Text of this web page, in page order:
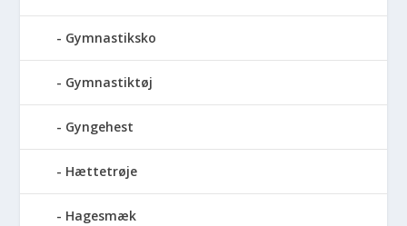
Gymnastiksko
Gymnastiktøj
Gyngehest
Hættetrøje
Hagesmæk